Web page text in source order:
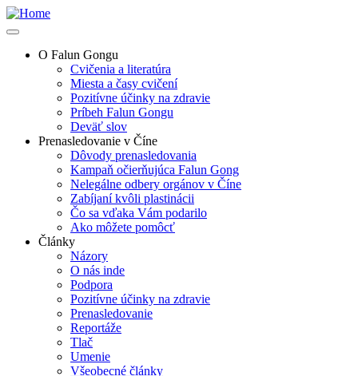
Skip
to
contentO Falun Gongu
Cvičenia a literatúra
Miesta a časy cvičení
Pozitívne účinky na zdravie
Príbeh Falun Gongu
Deväť slov
Prenasledovanie v Číne
Dôvody prenasledovania
Kampaň očierňujúca Falun Gong
Nelegálne odbery orgánov v Číne
Zabíjaní kvôli plastinácii
Čo sa vďaka Vám podarilo
Ako môžete pomôcť
Články
Názory
O nás inde
Podpora
Pozitívne účinky na zdravie
Prenasledovanie
Reportáže
Tlač
Umenie
Všeobecné články